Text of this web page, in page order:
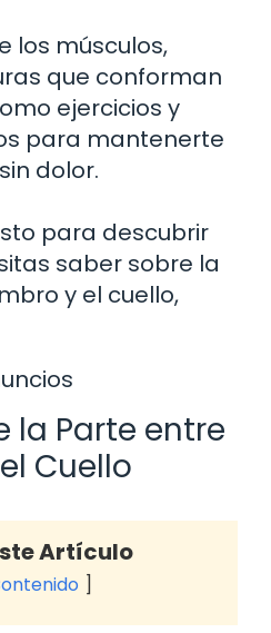
los músculos,
que conforman
ejercicios y
para mantenerte
dolor.
para descubrir
saber sobre la
y el cuello,
la Parte entre
Cuello
Artículo